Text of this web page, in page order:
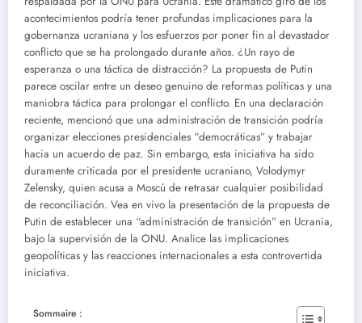
acontecimientos podría tener profundas implicaciones para la
gobernanza ucraniana y los esfuerzos por poner fin al devastador
conflicto que se ha prolongado durante años. ¿Un rayo de
esperanza o una táctica de distracción? La propuesta de Putin
parece oscilar entre un deseo genuino de reformas políticas y una
maniobra táctica para prolongar el conflicto. En una declaración
reciente, mencionó que una administración de transición podría
organizar elecciones presidenciales “democráticas” y trabajar
hacia un acuerdo de paz. Sin embargo, esta iniciativa ha sido
duramente criticada por el presidente ucraniano, Volodymyr
Zelensky, quien acusa a Moscú de retrasar cualquier posibilidad
de reconciliación. Vea en vivo la presentación de la propuesta de
Putin de establecer una “administración de transición” en Ucrania,
bajo la supervisión de la ONU. Analice las implicaciones
geopolíticas y las reacciones internacionales a esta controvertida
iniciativa.
Sommaire :